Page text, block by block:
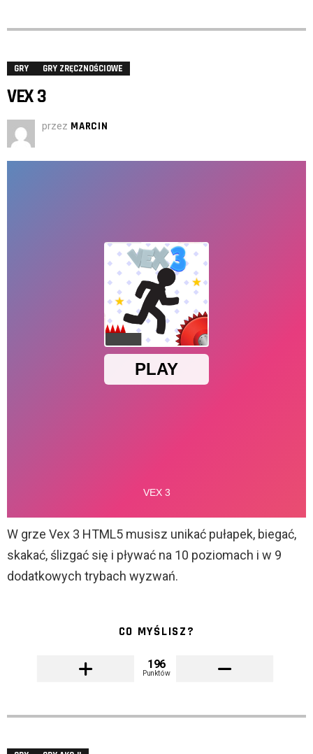
GRY GRY ZRĘCZNOŚCIOWE
VEX 3
przez MARCIN
W grze Vex 3 HTML5 musisz unikać pułapek, biegać,
skakać, ślizgać się i pływać na 10 poziomach i w 9
dodatkowych trybach wyzwań.
CO MYŚLISZ?
196
Punktów